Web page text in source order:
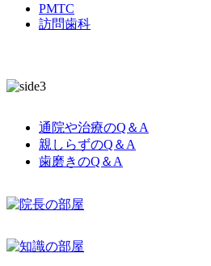
PMTC
訪問歯科
通院や治療のQ＆A
親しらずのQ＆A
歯磨きのQ＆A